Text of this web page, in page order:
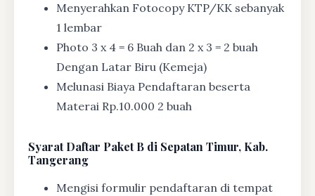
Menyerahkan Fotocopy KTP/KK sebanyak
1 lembar
Photo 3 x 4 = 6 Buah dan 2 x 3 = 2 buah
Dengan Latar Biru (Kemeja)
Melunasi Biaya Pendaftaran beserta
Materai Rp.10.000 2 buah
SyaratDaftar Paket B di Sepatan Timur, Kab.
Tangerang
Mengisi formulir pendaftaran di tempat